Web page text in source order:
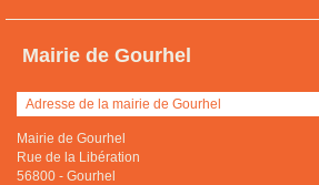
Mairie de Gourhel
Adresse de la mairie de Gourhel
Mairie de Gourhel
Rue de la Libération
56800 - Gourhel